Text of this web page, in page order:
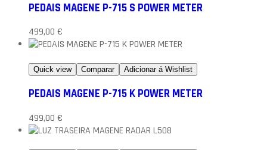
PEDAIS MAGENE P-715 S POWER METER
499,00 €
Quick view Comparar Adicionar á Wishlist
PEDAIS MAGENE P-715 K POWER METER
499,00 €